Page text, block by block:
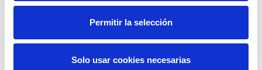
Permitir la selección
Solo usar cookies necesarias